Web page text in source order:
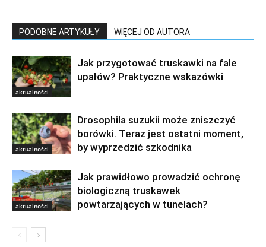
PODOBNE ARTYKUŁY WIĘCEJ OD AUTORA
aktualności
Jak przygotować truskawki na fale
upałów? Praktyczne wskazówki
aktualności
Drosophila suzukii może zniszczyć
borówki. Teraz jest ostatni moment,
by wyprzedzić szkodnika
aktualności
Jak prawidłowo prowadzić ochronę
biologiczną truskawek
powtarzających w tunelach?